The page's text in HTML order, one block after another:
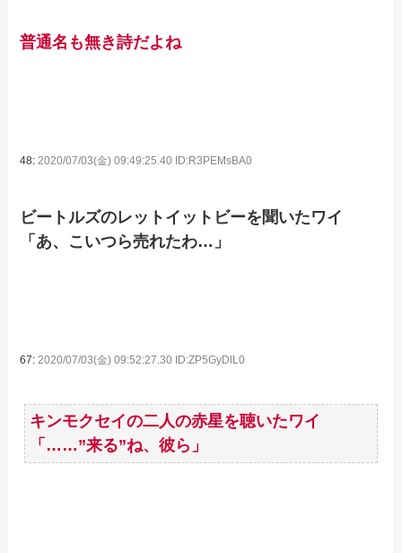
普通名も無き詩だよね
48:2020/07/03(金) 09:49:25.40 ID:R3PEMsBA0
ビートルズのレットイットビーを聞いたワイ
「あ、こいつら売れたわ…」
67: 2020/07/03(金) 09:52:27.30 ID:ZP5GyDlL0
キンモクセイの二人の赤星を聴いたワイ
「……”来る”ね、彼ら」